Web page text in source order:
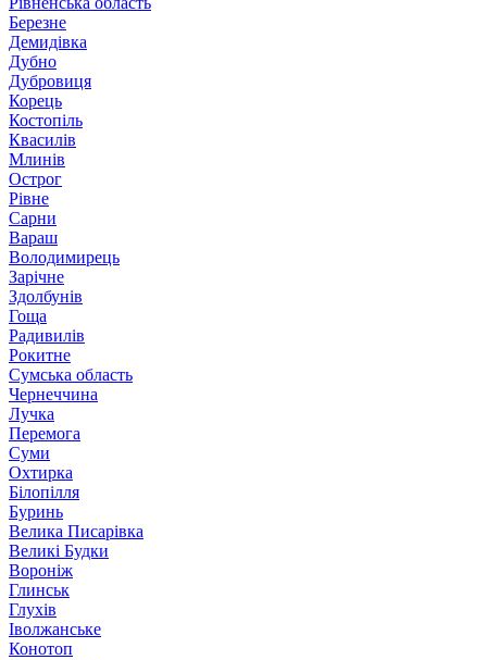
Березне
Демидівка
Дубно
Дубровиця
Корець
Костопіль
Квасилів
Млинів
Острог
Рівне
Сарни
Вараш
Володимирець
Зарічне
Здолбунів
Гоща
Радивилів
Рокитне
Сумська область
Чернеччина
Лучка
Перемога
Суми
Охтирка
Білопілля
Буринь
Велика Писарівка
Великі Будки
Вороніж
Глинськ
Глухів
Іволжанське
Конотоп